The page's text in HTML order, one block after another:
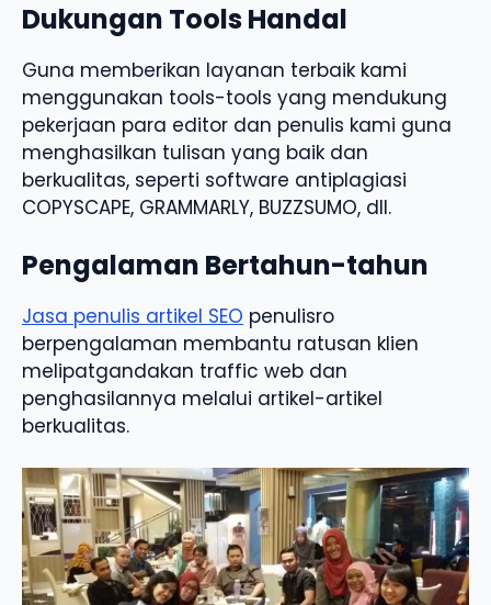
Dukungan Tools Handal
Guna memberikan layanan terbaik kami
menggunakan tools-tools yang mendukung
pekerjaan para editor dan penulis kami guna
menghasilkan tulisan yang baik dan
berkualitas, seperti software antiplagiasi
COPYSCAPE, GRAMMARLY, BUZZSUMO, dll.
Pengalaman Bertahun-tahun
Jasa penulis artikel SEO penulisro
berpengalaman membantu ratusan klien
melipatgandakan traffic web dan
penghasilannya melalui artikel-artikel
berkualitas.